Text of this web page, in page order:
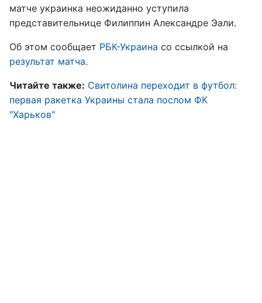
матче украинка неожиданно уступила
представительнице Филиппин Александре Эали.
Об этом сообщает РБК-Украина со ссылкой на
результат матча.
Читайте также: Свитолина переходит в футбол:
первая ракетка Украины стала послом ФК
"Харьков"